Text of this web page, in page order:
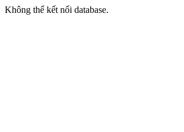
Không thể kết nối database.